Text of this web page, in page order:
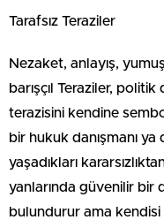
Tarafsız Teraziler
Nezaket, anlayış,
barışçıl Teraziler,
terazisini kendine
bir hukuk danışmanı
yaşadıkları
yanlarında güvenilir bir
bulundurur ama kendisi